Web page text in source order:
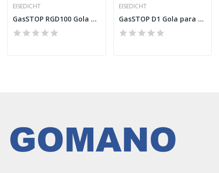
EISEDICHT
GasSTOP RGD100 Gola para tubo 100-110 mm
EISEDICHT
GasSTOP D1 Gola para cabo 12-15 mm